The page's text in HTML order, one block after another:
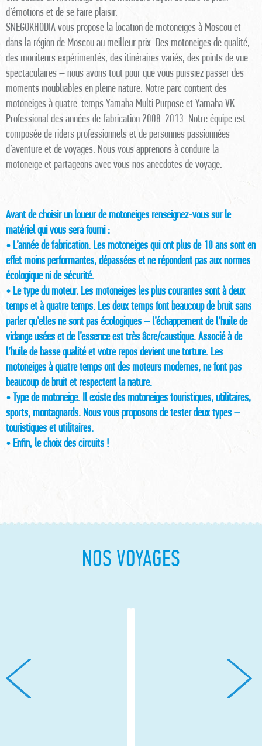
d’émotions et de se faire plaisir.
SNEGOKHODIA vous propose la location de motoneiges à Moscou et
dans la région de Moscou au meilleur prix. Des motoneiges de qualité,
des moniteurs expérimentés, des itinéraires variés, des points de vue
spectaculaires – nous avons tout pour que vous puissiez passer des
moments inoubliables en pleine nature. Notre parc contient des
motoneiges à quatre-temps Yamaha Multi Purpose et Yamaha VK
Professional des années de fabrication 2008-2013. Notre équipe est
composée de riders professionnels et de personnes passionnées
d’aventure et de voyages. Nous vous apprenons à conduire la
motoneige et partageons avec vous nos anecdotes de voyage.
Avant de choisir un loueur de motoneiges renseignez-vous sur le
matériel qui vous sera fourni :
• L’année de fabrication. Les motoneiges qui ont plus de 10 ans sont en
effet moins performantes, dépassées et ne répondent pas aux normes
écologique ni de sécurité.
• Le type du moteur. Les motoneiges les plus courantes sont à deux
temps et à quatre temps. Les deux temps font beaucoup de bruit sans
parler qu’elles ne sont pas écologiques – l’échappement de l’huile de
vidange usées et de l’essence est très âcre/caustique. Associé à de
l’huile de basse qualité et votre repos devient une torture. Les
motoneiges à quatre temps ont des moteurs modernes, ne font pas
beaucoup de bruit et respectent la nature.
• Type de motoneige. Il existe des motoneiges touristiques, utilitaires,
sports, montagnards. Nous vous proposons de tester deux types –
touristiques et utilitaires.
• Enfin, le choix des circuits !
NOS VOYAGES